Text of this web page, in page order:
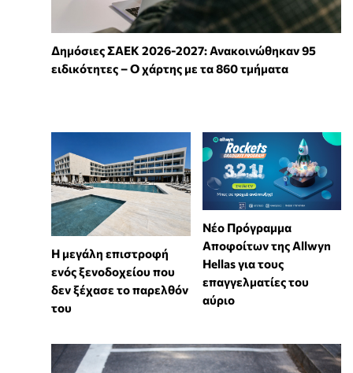
Δημόσιες ΣΑΕΚ 2026-2027: Ανακοινώθηκαν 95
ειδικότητες – Ο χάρτης με τα 860 τμήματα
Η μεγάλη επιστροφή
ενός ξενοδοχείου που
δεν ξέχασε το παρελθόν
του
Νέο Πρόγραμμα
Αποφοίτων της Allwyn
Hellas για τους
επαγγελματίες του
αύριο